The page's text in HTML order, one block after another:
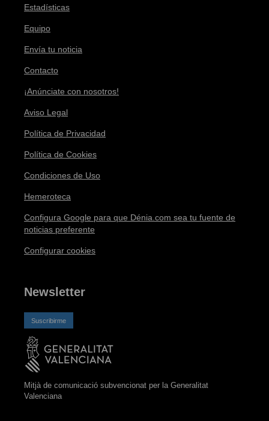
Estadísticas
Equipo
Envía tu noticia
Contacto
¡Anúnciate con nosotros!
Aviso Legal
Política de Privacidad
Política de Cookies
Condiciones de Uso
Hemeroteca
Configura Google para que Dénia.com sea tu fuente de
noticias preferente
Configurar cookies
Newsletter
Suscribirme
Mitjà de comunicació subvencionat per la Generalitat
Valenciana